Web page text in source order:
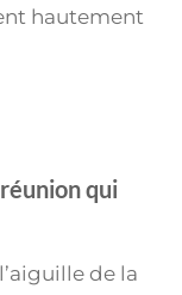
hautement
qui
de la